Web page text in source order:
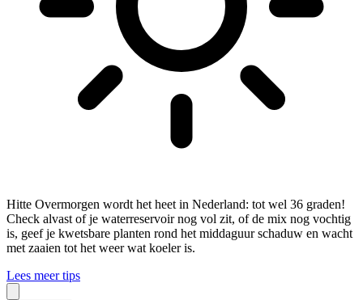
Hitte Overmorgen wordt het heet in Nederland: tot wel 36 graden!
Check alvast of je waterreservoir nog vol zit, of de mix nog vochtig
is, geef je kwetsbare planten rond het middaguur schaduw en wacht
met zaaien tot het weer wat koeler is.
Lees meer tips